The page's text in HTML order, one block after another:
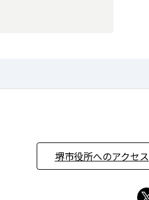
堺市役所へのアクセス